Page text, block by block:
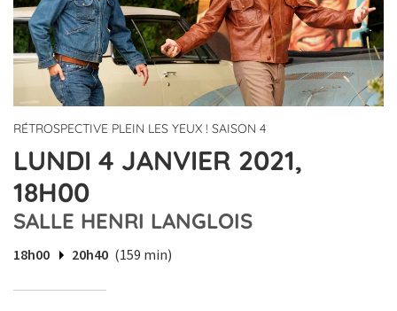
RÉTROSPECTIVE PLEIN LES YEUX ! SAISON 4
LUNDI 4 JANVIER 2021,
18H00
SALLE HENRI LANGLOIS
18h00 20h40 (159 min)